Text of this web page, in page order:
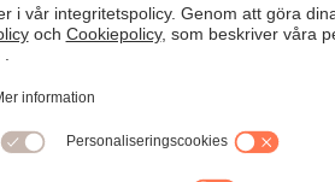
uppfattar som fakturor. På
står det dock att det endast är ett